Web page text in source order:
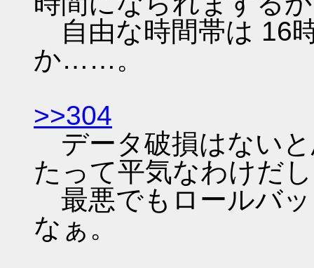
自由な時間帯は 16
か……。
>>304
データ破損はない
たって平気なわけだ
最悪でもロールバ
なぁ。